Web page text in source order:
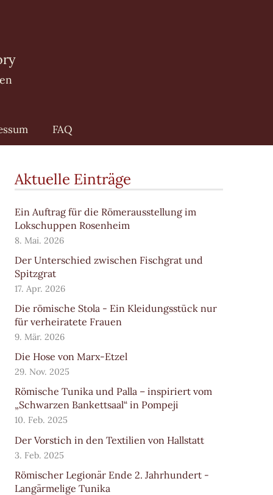
FAQ
Aktuelle Einträge
Ein Auftrag für die Römerausstellung im
Lokschuppen Rosenheim
8. Mai. 2026
Der Unterschied zwischen Fischgrat und
Spitzgrat
17. Apr. 2026
Die römische Stola - Ein Kleidungsstück nur
für verheiratete Frauen
9. Mär. 2026
Die Hose von Marx-Etzel
29. Nov. 2025
Römische Tunika und Palla – inspiriert vom
„Schwarzen Bankettsaal“ in Pompeji
10. Feb. 2025
Der Vorstich in den Textilien von Hallstatt
3. Feb. 2025
Römischer Legionär Ende 2. Jahrhundert -
Langärmelige Tunika